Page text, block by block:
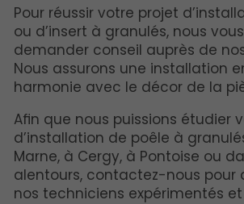
Pour réussir votre projet
ou d’insert à granulés, nous
demander conseil auprès de
Nous assurons une installation
harmonie avec le décor de la
Afin que nous puissions étudier
d’installation de poêle à
Marne, à Cergy, à Pontoise ou
alentours, contactez-nous pour
nos techniciens expérimentés